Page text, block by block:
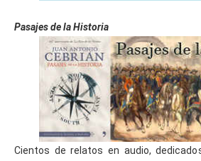
Pasajes de la Historia
Cientos de relatos en audio,